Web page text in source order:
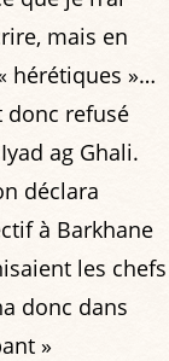
mais en
hérétiques »…
donc refusé
ag Ghali.
déclara
à Barkhane
les chefs
donc dans
»